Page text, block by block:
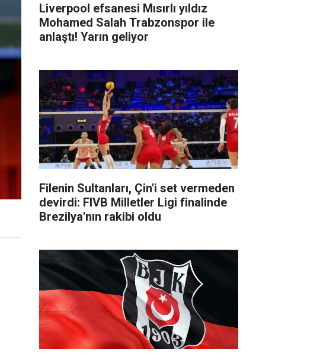
Liverpool efsanesi Mısırlı yıldız
Mohamed Salah Trabzonspor ile
anlaştı! Yarın geliyor
Filenin Sultanları, Çin'i set vermeden
devirdi: FIVB Milletler Ligi finalinde
Brezilya'nın rakibi oldu